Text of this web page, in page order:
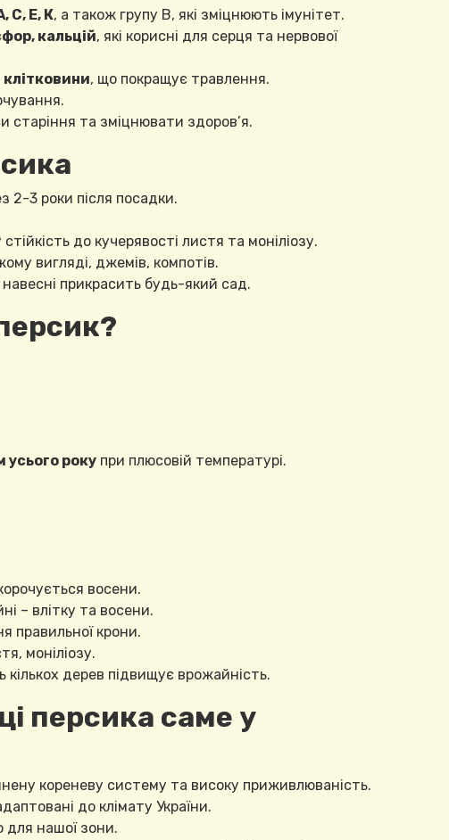
С, Е, К, а також групу В, які зміцнюють імунітет.
кальцій, які корисні для серця та нервової
, що покращує травлення.
старіння та зміцнювати здоров’я.
2-3 роки після посадки.
до кучерявості листя та моніліозу.
вигляді, джемів, компотів.
прикрасить будь-який сад.
усього рокупри плюсовій температурі.
восени.
– влітку та восени.
правильної крони.
моніліозу.
кількох дерев підвищує врожайність.
персика саме у
кореневу систему та високу приживлюваність.
до клімату України.
для нашої зони.